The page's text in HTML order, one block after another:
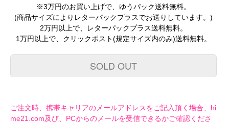
※3万円のお買い上げで、ゆうパック送料無料。
(商品サイズによりレターパックプラスでお送りしています。)
2万円以上で、レターパックプラス送料無料。
1万円以上で、クリックポスト(規定サイズ内のみ)送料無料。
SOLD OUT
ご注文時、携帯キャリアのメールアドレスをご記入頂く場合、hi
me21.com及び、PCからのメールを受信できるかご確認くださ